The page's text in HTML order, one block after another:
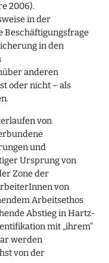
2006).
in der
Beschäftigungsfrage
in den
anderen
oder nicht – als
von
und
Ursprung von
Zone der
von
Arbeitsethos
Abstieg in Hartz-
mit „ihrem“
werden
von der